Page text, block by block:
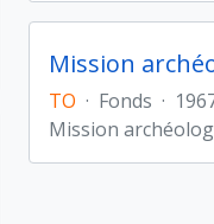
Mission
TO · Fonds ·
Mission